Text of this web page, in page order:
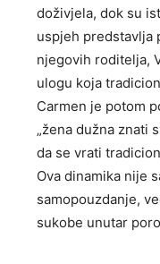
doživjela, dok su
uspjeh predstavlja
njegovih roditelja,
ulogu koja
Carmen je potom
„žena dužna znati
da se vrati
Ova dinamika nije
samopouzdanje,
sukobe unutar